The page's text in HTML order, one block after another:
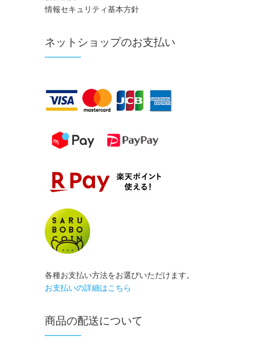
情報セキュリティ基本方針
ネットショップのお支払い
各種お支払い方法をお選びいただけます。
お支払いの詳細はこちら
商品の配送について